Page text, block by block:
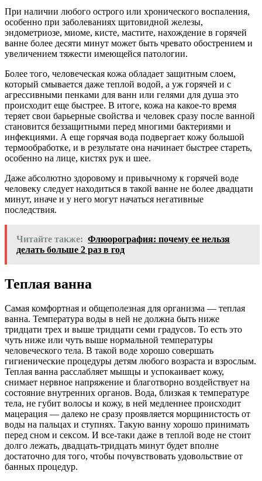
При наличии любого острого или хронического воспаления,
особенно при заболеваниях щитовидной железы,
эндометриозе, миоме, кисте, мастите, нахождение в горячей
ванне более десяти минут может быть чревато обострением и
увеличением тяжести имеющейся патологии.
Более того, человеческая кожа обладает защитным слоем,
который смывается даже теплой водой, а уж горячей и с
агрессивными пенками для ванн или гелями для душа это
происходит еще быстрее. В итоге, кожа на какое-то время
теряет свои барьерные свойства и человек сразу после ванной
становится беззащитными перед многими бактериями и
инфекциями. А еще горячая вода подвергает кожу большой
термообработке, и в результате она начинает быстрее стареть,
особенно на лице, кистях рук и шее.
Даже абсолютно здоровому и привычному к горячей воде
человеку следует находиться в такой ванне не более двадцати
минут, иначе и у него могут начаться негативные
последствия.
Читайте также: Флюорография: почему ее нельзя
делать больше 2 раз в год
Теплая ванна
Самая комфортная и общеполезная для организма — теплая
ванна. Температура воды в ней не должна быть ниже
тридцати трех и выше тридцати семи градусов. То есть это
чуть ниже или чуть выше нормальной температуры
человеческого тела. В такой воде хорошо совершать
гигиенические процедуры детям любого возраста и взрослым.
Теплая ванна расслабляет мышцы и успокаивает кожу,
снимает нервное напряжение и благотворно воздействует на
состояние внутренних органов. Вода, близкая к температуре
тела, не губит волосы и кожу, в ней медленнее происходит
мацерация — далеко не сразу проявляется морщинистость от
воды на пальцах и ступнях. Такую ванну хорошо принимать
перед сном и сексом. И все-таки даже в теплой воде не стоит
долго лежать, двадцать-тридцать минут будет вполне
достаточно для того, чтобы почувствовать удовольствие от
банных процедур.